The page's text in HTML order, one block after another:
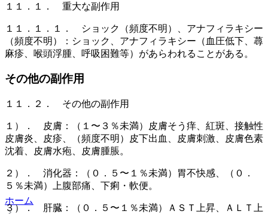
１１．１． 重大な副作用
１１．１．１． ショック（頻度不明）、アナフィラキシー
（頻度不明）：ショック、アナフィラキシー（血圧低下、蕁
麻疹、喉頭浮腫、呼吸困難等）があらわれることがある。
その他の副作用
１１．２． その他の副作用
１）． 皮膚：（１〜３％未満）皮膚そう痒、紅斑、接触性
皮膚炎、皮疹、（頻度不明）皮下出血、皮膚刺激、皮膚色素
沈着、皮膚水疱、皮膚腫脹。
２）． 消化器：（０．５〜１％未満）胃不快感、（０．
５％未満）上腹部痛、下痢・軟便。
３）． 肝臓：（０．５〜１％未満）ＡＳＴ上昇、ＡＬＴ上
ホーム